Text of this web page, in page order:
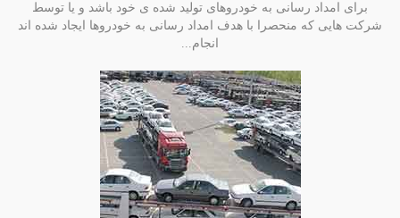
برای امداد رسانی به خودروهای تولید شده ی خود باشد و یا توسط
شرکت هایی که منحصرا با هدف امداد رسانی به خودروها ایجاد شده اند
انجام...